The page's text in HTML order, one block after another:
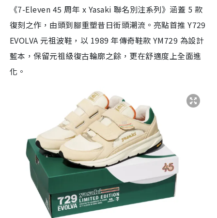
《7-Eleven 45 周年 x Yasaki 聯名別注系列》涵蓋 5 款
復刻之作，由頭到腳重塑昔日街頭潮流。亮點首推 Y729
EVOLVA 元祖波鞋，以 1989 年傳奇鞋款 YM729 為設計
藍本，保留元祖級復古輪廓之餘，更在舒適度上全面進
化。